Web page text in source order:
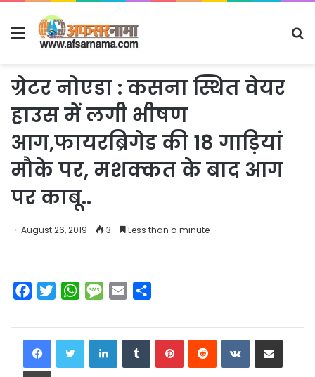
Menu
ग्रेटर नोएडा : कसना स्थित वेयर
हाउस में लगी भीषण
आग,फायरब्रिगेड की 18 गाड़ियां
मौके पर, मशक्कत के बाद आग
पर काबू..
August 26, 2019 3 Less than a minute
c
e
b
i
t
t
W
a
t
s
M
s
s
a
a
i
a
r
e
LinkedInTumblrPinterestReddit VKontakteShare via Email
Print